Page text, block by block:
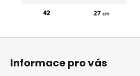
Informace pro vás